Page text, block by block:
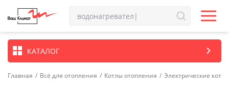
КАТАЛОГ
Главная / Всё для отопления / Котлы отопления / Электрические котлы